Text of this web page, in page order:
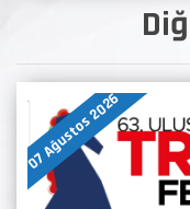
07 Ağustos 2026